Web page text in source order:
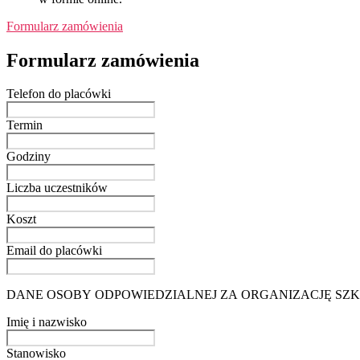
Formularz zamówienia
Formularz zamówienia
Telefon do placówki
Termin
Godziny
Liczba uczestników
Koszt
Email do placówki
DANE OSOBY ODPOWIEDZIALNEJ ZA ORGANIZACJĘ
Imię i nazwisko
Stanowisko